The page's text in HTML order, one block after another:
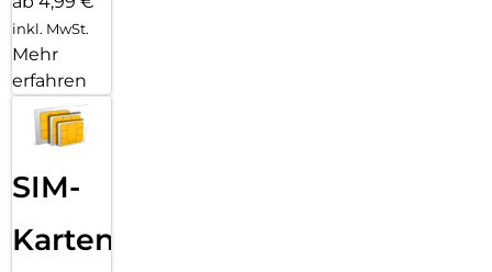
inkl. MwSt.
Mehr
erfahren
SIM-
Karten